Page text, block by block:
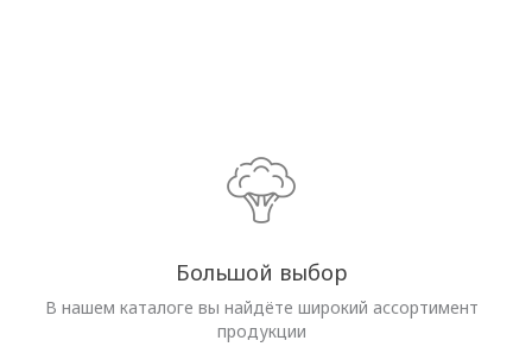
Большой выбор
В нашем каталоге вы найдёте широкий ассортимент
продукции